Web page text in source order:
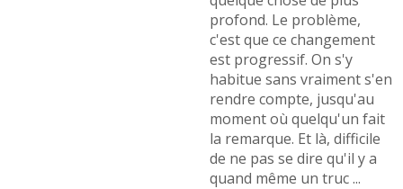
profond. Le problème,
c'est que ce changement
est progressif. On s'y
habitue sans vraiment s'en
rendre compte, jusqu'au
moment où quelqu'un fait
la remarque. Et là, difficile
de ne pas se dire qu'il y a
quand même un truc ...